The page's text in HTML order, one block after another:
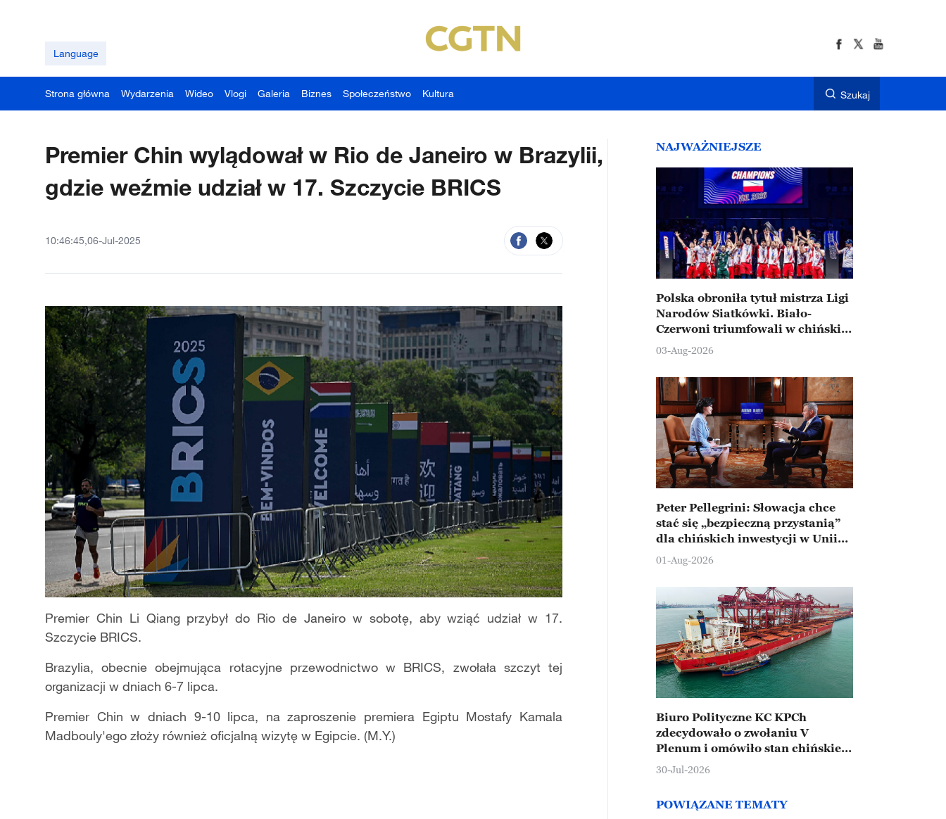
Language
Strona główna Wydarzenia Wideo Vlogi Galeria Biznes Społeczeństwo Kultura Szukaj
Premier Chin wylądował w Rio de Janeiro w Brazylii,
gdzie weźmie udział w 17. Szczycie BRICS
10:46:45,06-Jul-2025
Premier Chin Li Qiang przybył do Rio de Janeiro w sobotę, aby wziąć udział w 17.
Szczycie BRICS.
Brazylia, obecnie obejmująca rotacyjne przewodnictwo w BRICS, zwołała szczyt tej
organizacji w dniach 6-7 lipca.
Premier Chin w dniach 9-10 lipca, na zaproszenie premiera Egiptu Mostafy Kamala
Madbouly'ego złoży również oficjalną wizytę w Egipcie. (M.Y.)
NAJWAŻNIEJSZE
Polska obroniła tytuł mistrza Ligi
Narodów Siatkówki. Biało-
Czerwoni triumfowali w chińskim
Ningbo
03-Aug-2026
Peter Pellegrini: Słowacja chce
stać się „bezpieczną przystanią”
dla chińskich inwestycji w Unii
Europejskiej
01-Aug-2026
Biuro Polityczne KC KPCh
zdecydowało o zwołaniu V
Plenum i omówiło stan chińskiej
gospodarki
30-Jul-2026
POWIĄZANE TEMATY